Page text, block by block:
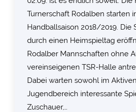
Turnerschaft Rodalben starten
Handballsaison 2018/2019. Die
durch einen Heimspieltag
Rodalber Mannschaften ohne
vereinseigenen TSR-Halle
Dabei warten sowohl im
Jugendbereich interessante
Zuschauer,…